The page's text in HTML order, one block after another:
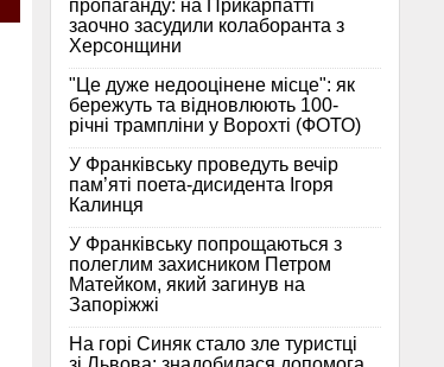
пропаганду: на Прикарпатті
заочно засудили колаборанта з
Херсонщини
"Це дуже недооцінене місце": як
бережуть та відновлюють 100-
річні трампліни у Ворохті (ФОТО)
У Франківську проведуть вечір
пам’яті поета-дисидента Ігоря
Калинця
У Франківську попрощаються з
полеглим захисником Петром
Матейком, який загинув на
Запоріжжі
На горі Синяк стало зле туристці